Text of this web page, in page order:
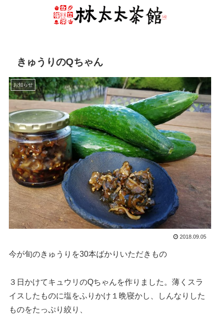
きゅうりのQちゃん
お知らせ
2018.09.05
今が旬のきゅうりを30本ばかりいただきもの
３日かけてキュウリのQちゃんを作りました。薄くスラ
イスしたものに塩をふりかけ１晩寝かし、しんなりした
ものをたっぷり絞り、